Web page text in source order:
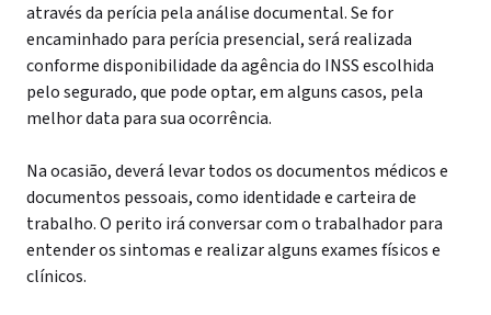
através da perícia pela análise documental. Se for
encaminhado para perícia presencial, será realizada
conforme disponibilidade da agência do INSS escolhida
pelo segurado, que pode optar, em alguns casos, pela
melhor data para sua ocorrência.
Na ocasião, deverá levar todos os documentos médicos e
documentos pessoais, como identidade e carteira de
trabalho. O perito irá conversar com o trabalhador para
entender os sintomas e realizar alguns exames físicos e
clínicos.